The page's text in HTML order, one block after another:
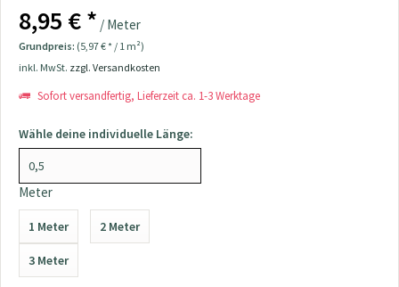
8,95 € * / Meter
Grundpreis: (5,97 € * / 1 m²)
inkl. MwSt. zzgl. Versandkosten
Sofort versandfertig, Lieferzeit ca. 1-3 Werktage
Wähle deine individuelle Länge:
Meter
1 Meter 2 Meter
3 Meter